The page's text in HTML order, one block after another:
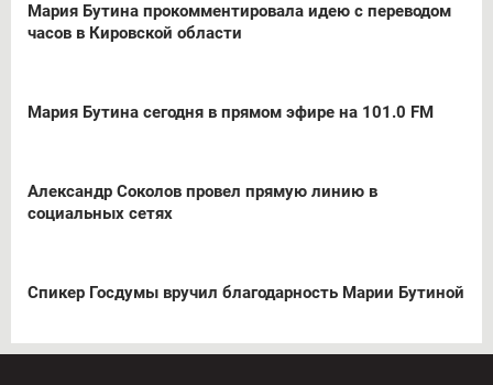
Мария Бутина прокомментировала идею с переводом
часов в Кировской области
Мария Бутина сегодня в прямом эфире на 101.0 FM
Александр Соколов провел прямую линию в
социальных сетях
Спикер Госдумы вручил благодарность Марии Бутиной